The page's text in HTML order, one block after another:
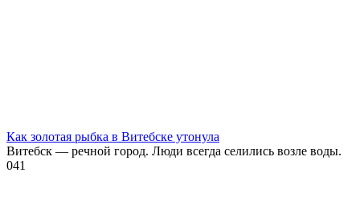
Как золотая рыбка в Витебске утонула
Витебск — речной город. Люди всегда селились возле воды.
041